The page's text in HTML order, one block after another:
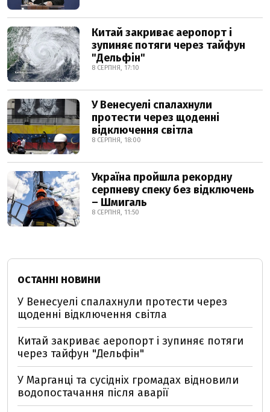
Китай закриває аеропорт і
зупиняє потяги через тайфун
"Дельфін"
8 СЕРПНЯ, 17:10
У Венесуелі спалахнули
протести через щоденні
відключення світла
8 СЕРПНЯ, 18:00
Україна пройшла рекордну
серпневу спеку без відключень
– Шмигаль
8 СЕРПНЯ, 11:50
ОСТАННІ НОВИНИ
У Венесуелі спалахнули протести через
щоденні відключення світла
Китай закриває аеропорт і зупиняє потяги
через тайфун "Дельфін"
У Марганці та сусідніх громадах відновили
водопостачання після аварії